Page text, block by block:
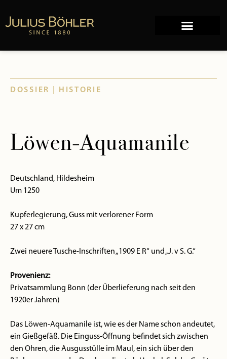
DOSSIER | HISTORIE
Löwen-Aquamanile
Deutschland, Hildesheim
Um 1250
Kupferlegierung, Guss mit verlorener Form
27 x 27 cm
Zwei neuere Tusche-Inschriften „1909 E R“ und „J. v S. G.“
Provenienz:
Privatsammlung Bonn (der Überlieferung nach seit den
1920er Jahren)
Das Löwen-Aquamanile ist, wie es der Name schon andeutet,
ein Gießgefäß. Die Einguss-Öffnung befindet sich zwischen
den Ohren, die Ausgusstülle im Maul, ein sich über den